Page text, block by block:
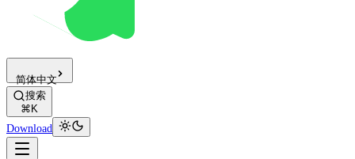
简体中文
搜索
⌘K
Download